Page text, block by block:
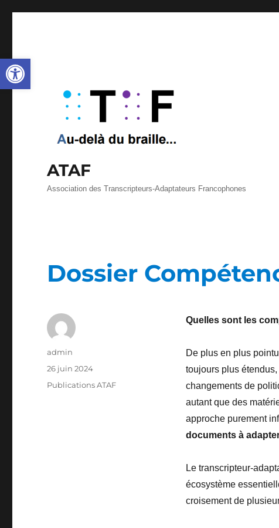
Ouvrir la barre d’outils
ATAF
Association des Transcripteurs-Adaptateurs Francophones
Dossier
Quelles sont les
De plus en plus
toujours plus
changements de
autant que des
approche purement
documents à
Le transcripteur-
écosystème
croisement de
Auteur
admin
Publié
26 juin 2024
Catégories
Publications ATAF